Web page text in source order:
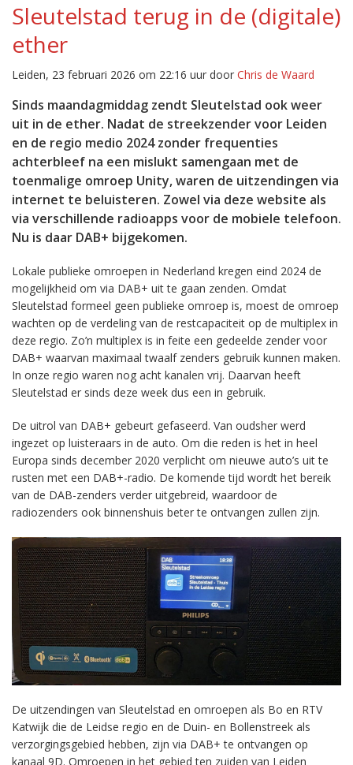
Sleutelstad terug in de (digitale)
ether
Leiden, 23 februari 2026 om 22:16 uur door Chris de Waard
Sinds maandagmiddag zendt Sleutelstad ook weer
uit in de ether. Nadat de streekzender voor Leiden
en de regio medio 2024 zonder frequenties
achterbleef na een mislukt samengaan met de
toenmalige omroep Unity, waren de uitzendingen via
internet te beluisteren. Zowel via deze website als
via verschillende radioapps voor de mobiele telefoon.
Nu is daar DAB+ bijgekomen.
Lokale publieke omroepen in Nederland kregen eind 2024 de
mogelijkheid om via DAB+ uit te gaan zenden. Omdat
Sleutelstad formeel geen publieke omroep is, moest de omroep
wachten op de verdeling van de restcapaciteit op de multiplex in
deze regio. Zo’n multiplex is in feite een gedeelde zender voor
DAB+ waarvan maximaal twaalf zenders gebruik kunnen maken.
In onze regio waren nog acht kanalen vrij. Daarvan heeft
Sleutelstad er sinds deze week dus een in gebruik.
De uitrol van DAB+ gebeurt gefaseerd. Van oudsher werd
ingezet op luisteraars in de auto. Om die reden is het in heel
Europa sinds december 2020 verplicht om nieuwe auto’s uit te
rusten met een DAB+-radio. De komende tijd wordt het bereik
van de DAB-zenders verder uitgebreid, waardoor de
radiozenders ook binnenshuis beter te ontvangen zullen zijn.
De uitzendingen van Sleutelstad en omroepen als Bo en RTV
Katwijk die de Leidse regio en de Duin- en Bollenstreek als
verzorgingsgebied hebben, zijn via DAB+ te ontvangen op
kanaal 9D. Omroepen in het gebied ten zuiden van Leiden